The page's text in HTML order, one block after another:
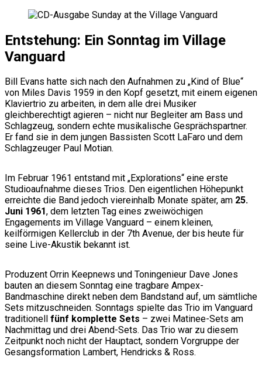
Entstehung: Ein Sonntag im Village
Vanguard
Bill Evans hatte sich nach den Aufnahmen zu „Kind of Blue“
von Miles Davis 1959 in den Kopf gesetzt, mit einem eigenen
Klaviertrio zu arbeiten, in dem alle drei Musiker
gleichberechtigt agieren – nicht nur Begleiter am Bass und
Schlagzeug, sondern echte musikalische Gesprächspartner.
Er fand sie in dem jungen Bassisten Scott LaFaro und dem
Schlagzeuger Paul Motian.
Im Februar 1961 entstand mit „Explorations“ eine erste
Studioaufnahme dieses Trios. Den eigentlichen Höhepunkt
erreichte die Band jedoch viereinhalb Monate später, am 25.
Juni 1961, dem letzten Tag eines zweiwöchigen
Engagements im Village Vanguard – einem kleinen,
keilförmigen Kellerclub in der 7th Avenue, der bis heute für
seine Live-Akustik bekannt ist.
Produzent Orrin Keepnews und Toningenieur Dave Jones
bauten an diesem Sonntag eine tragbare Ampex-
Bandmaschine direkt neben dem Bandstand auf, um sämtliche
Sets mitzuschneiden. Sonntags spielte das Trio im Vanguard
traditionell fünf komplette Sets – zwei Matinee-Sets am
Nachmittag und drei Abend-Sets. Das Trio war zu diesem
Zeitpunkt noch nicht der Hauptact, sondern Vorgruppe der
Gesangsformation Lambert, Hendricks & Ross.